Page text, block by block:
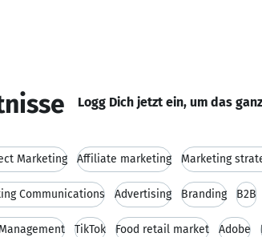
Logg Dich jetzt ein, um das
Marketing Affiliate marketing Marketing
Communications Advertising Branding B2B
TikTok Food retail market Adobe